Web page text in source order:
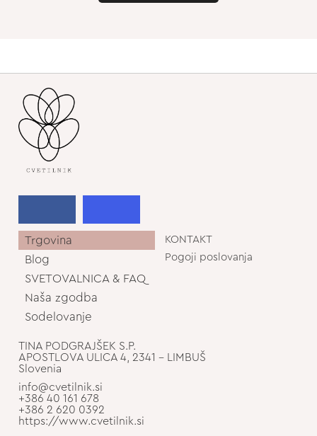
Trgovina
Blog
SVETOVALNICA & FAQ
Naša zgodba
Sodelovanje
KONTAKT
Pogoji poslovanja
TINA PODGRAJŠEK S.P.
APOSTLOVA ULICA 4, 2341 - LIMBUŠ
Slovenia
info@cvetilnik.si
+386 40 161 678
+386 2 620 0392
https://www.cvetilnik.si